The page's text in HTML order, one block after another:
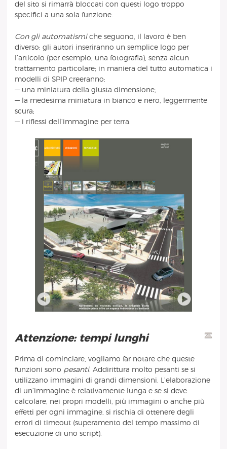
del sito si rimarrà bloccati con questi logo troppo
specifici a una sola funzione.
Con gli automatismiche seguono, il lavoro è ben
diverso: gli autori inseriranno un semplice logo per
l’articolo (per esempio, una fotografia), senza alcun
trattamento particolare; in maniera del tutto automatica i
modelli di SPIP creeranno:
— una miniatura della giusta dimensione;
— la medesima miniatura in bianco e nero, leggermente
scura;
— i riflessi dell’immagine per terra.
Attenzione: tempi lunghi
Prima di cominciare, vogliamo far notare che queste
funzioni sono pesanti. Addirittura molto pesanti se si
utilizzano immagini di grandi dimensioni. L’elaborazione
di un’immagine è relativamente lunga e se si deve
calcolare, nei propri modelli, più immagini o anche più
effetti per ogni immagine, si rischia di ottenere degli
errori di timeout (superamento del tempo massimo di
esecuzione di uno script).